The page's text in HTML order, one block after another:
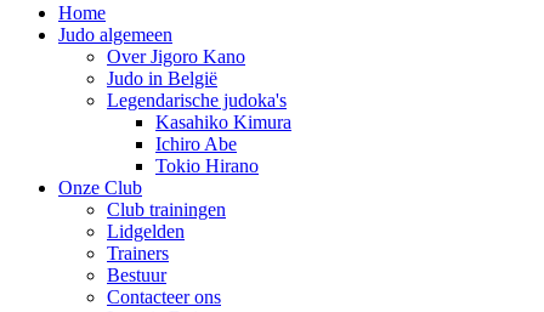
Home
Judo algemeen
Over Jigoro Kano
Judo in België
Legendarische judoka's
Kasahiko Kimura
Ichiro Abe
Tokio Hirano
Onze Club
Club trainingen
Lidgelden
Trainers
Bestuur
Contacteer ons